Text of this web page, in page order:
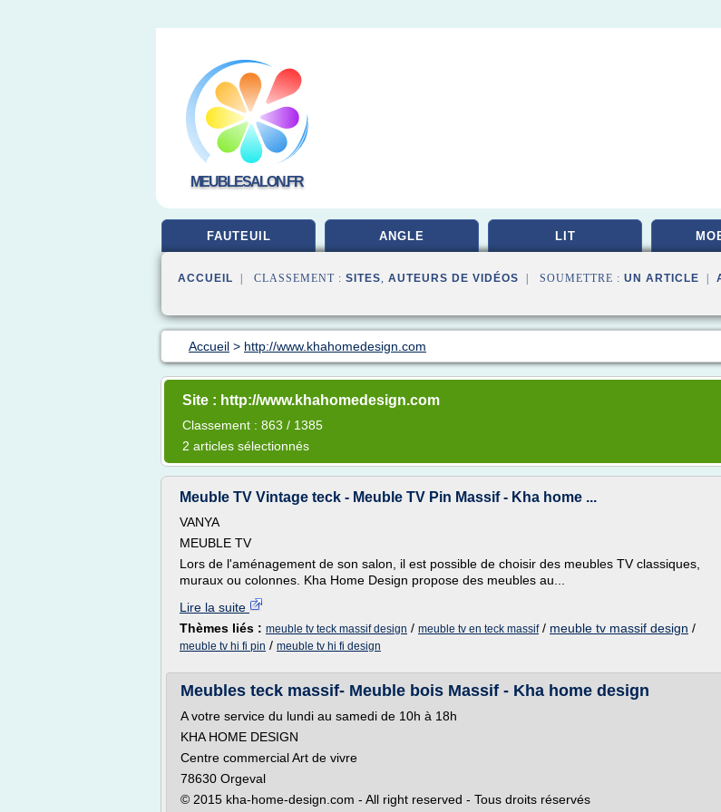
MEUBLESALON.FR
FAUTEUIL ANGLE LIT
ACCUEIL | CLASSEMENT : SITES, AUTEURS DE VIDÉOS | SOUMETTRE : UN ARTICLE
Accueil > http://www.khahomedesign.com
Site : http://www.khahomedesign.com
Classement : 863 / 1385
2 articles sélectionnés
Meuble TV Vintage teck - Meuble TV Pin Massif - Kha home ...
VANYA
MEUBLE TV
Lors de l'aménagement de son salon, il est possible de choisir des meubles TV classiques,
muraux ou colonnes. Kha Home Design propose des meubles au...
Lire la suite
Thèmes liés : meuble tv teck massif design / meuble tv en teck massif/ meuble tv massif design /
meuble tv hi fi pin / meuble tv hi fi design
Meubles teck massif- Meuble bois Massif - Kha home design
A votre service du lundi au samedi de 10h à 18h
KHA HOME DESIGN
Centre commercial Art de vivre
78630 Orgeval
© 2015 kha-home-design.com - All right reserved - Tous droits réservés